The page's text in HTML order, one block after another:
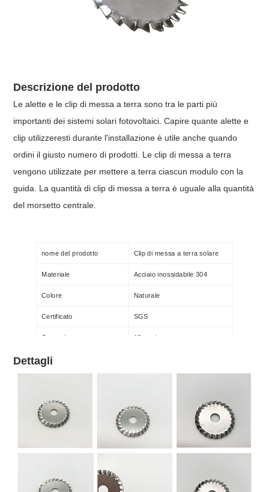
Descrizione del prodotto
Le alette e le clip di messa a terra sono tra le parti più
importanti dei sistemi solari fotovoltaici. Capire quante alette e
clip utilizzeresti durante l'installazione è utile anche quando
ordini il giusto numero di prodotti. Le clip di messa a terra
vengono utilizzate per mettere a terra ciascun modulo con la
guida. La quantità di clip di messa a terra è uguale alla quantità
del morsetto centrale.
nome del prodotto Clip di messa a terra solare
Materiale Acciaio inossidabile 304
Colore Naturale
Certificato SGS
Garanzia 12 anni
Dettagli